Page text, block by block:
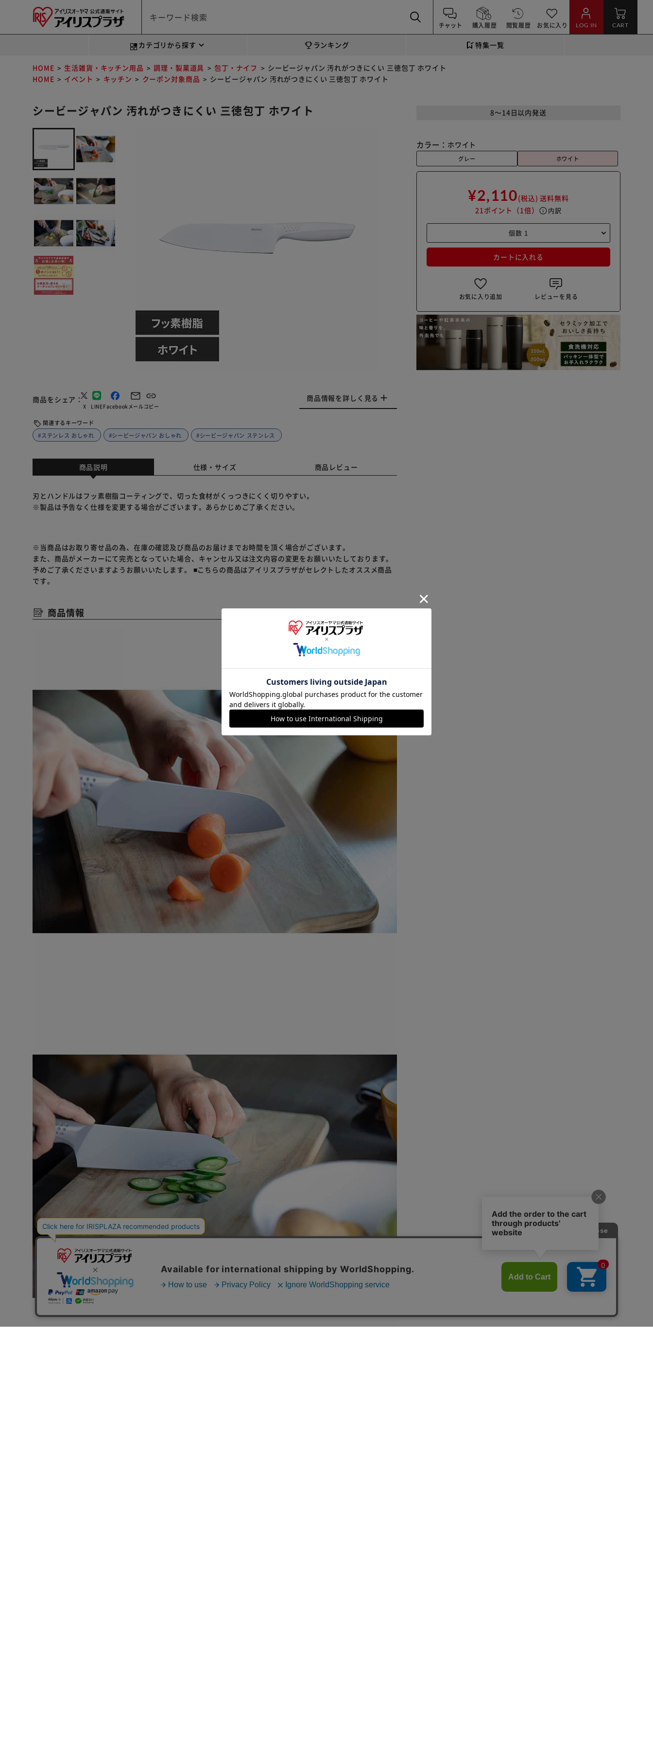
チャット 購入履歴 閲覧履歴 お気に入り LOG IN CART
カテゴリから探す ランキング 特集一覧
HOME 生活雑貨・キッチン用品 調理・製菓道具 包丁・ナイフ
シービージャパン 汚れがつきにくい 三徳包丁 ホワイト
HOME
イベント キッチン クーポン対象商品 シービージャパン 汚れがつきにくい 三徳包丁 ホワイト
シービージャパン 汚れがつきにくい 三徳包丁 ホワイト
商品をシェア
X LINEFacebook メールコピー
商品情報を詳しく見る
関連するキーワード
#ステンレス おしゃれ
#シービージャパン おしゃれ #シービージャパン ステンレス
8～14日以内発送
カラー： ホワイト
グレー ホワイト
¥2,110(税込) 送料無料
21ポイント （1倍） info 内訳
カートに入れる
お気に入り追加 レビューを見る
商品説明 仕様・サイズ 商品レビュー
刃とハンドルはフッ素樹脂コーティングで、切った食材がくっつきにくく切りやすい。
※製品は予告なく仕様を変更する場合がございます。あらかじめご了承ください。
※当商品はお取り寄せ品の為、在庫の確認及び商品のお届けまでお時間を頂く場合がございます。
また、商品がメーカーにて完売となっていた場合、キャンセル又は注文内容の変更をお願いいたしております。
予めご了承くださいますようお願いいたします。 ■こちらの商品はアイリスプラザがセレクトしたオススメ商品
です。
商品情報
※ご確認ください